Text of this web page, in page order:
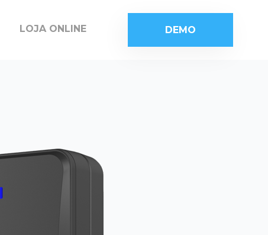
LOJA ONLINE DEMO